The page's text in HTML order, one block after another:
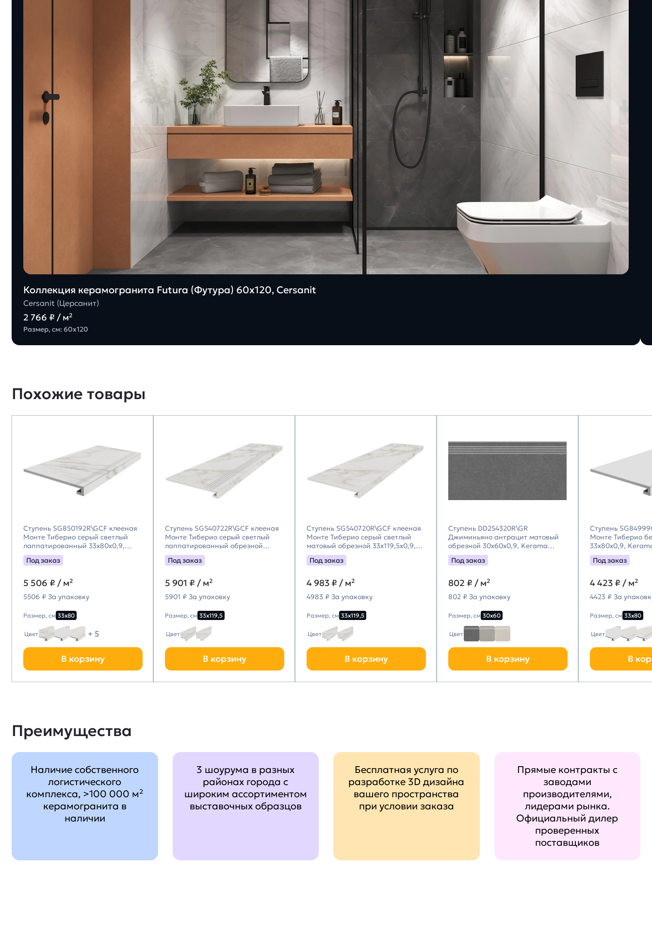
Коллекция керамогранита Futura (Футура) 60х120, Cersanit
Cersanit (Церсанит)
2 766 ₽ / м²
Размер, см: 60х120
Похожие товары
Ступень SG850192R\GCF клееная
Монте Тиберио серый светлый
лаппатированный 33x80x0,9,
Kerama Marazzi (Керама
Марацци)
Под заказ
5 506 ₽ / м²
5506 ₽ За упаковку
Размер, см 33х80
Цвет + 5
В корзину
Ступень SG540722R\GCF клееная
Монте Тиберио серый светлый
лаппатированный обрезной
33x119,5x0,9, Kerama Marazzi
(Керама Марацци)
Под заказ
5 901 ₽ / м²
5901 ₽ За упаковку
Размер, см 33х119,5
Цвет
В корзину
Ступень SG540720R\GCF клееная
Монте Тиберио серый светлый
матовый обрезной 33x119,5x0,9,
Kerama Marazzi (Керама
Марацци)
Под заказ
4 983 ₽ / м²
4983 ₽ За упаковку
Размер, см 33х119,5
Цвет
В корзину
Ступень DD254320R\GR
Джиминьяно антрацит матовый
обрезной 30х60x0,9, Kerama
Marazzi (Керама Марацци)
Под заказ
802 ₽ / м²
802 ₽ За упаковку
Размер, см 30х60
Цвет
В корзину
Ступень
Монте Тиберио
33x80x0,9,
(Керама
Под заказ
4 423 ₽ / м²
4423 ₽ За
Размер, см 33х80
Цвет
В
Преимущества
Наличие собственного
логистического
комплекса, >100 000 м²
керамогранита в
наличии
3 шоурума в разных
районах города с
широким ассортиментом
выставочных образцов
Бесплатная услуга по
разработке 3D дизайна
вашего пространства
при условии заказа
Прямые контракты с
заводами
производителями,
лидерами рынка.
Официальный дилер
проверенных
поставщиков